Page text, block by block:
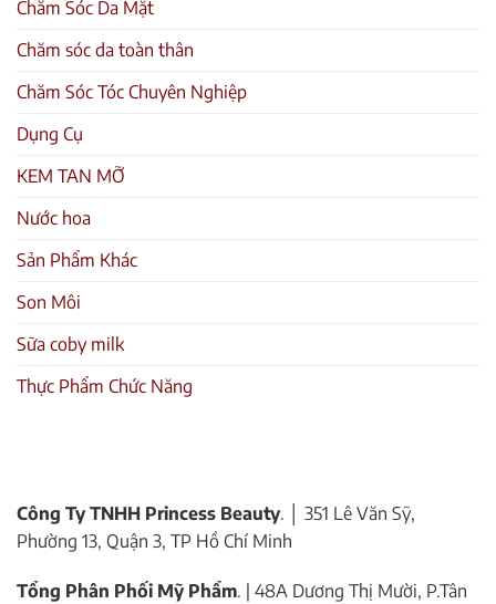
Chăm Sóc Da Mặt
Chăm sóc da toàn thân
Chăm Sóc Tóc Chuyên Nghiệp
Dụng Cụ
KEM TAN MỠ
Nước hoa
Sản Phẩm Khác
Son Môi
Sữa coby milk
Thực Phẩm Chức Năng
Công Ty TNHH Princess Beauty. │ 351 Lê Văn Sỹ,
Phường 13, Quận 3, TP Hồ Chí Minh
Tổng Phân Phối Mỹ Phẩm. | 48A Dương Thị Mười, P.Tân